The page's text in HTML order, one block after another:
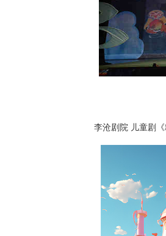
李沧剧院 儿